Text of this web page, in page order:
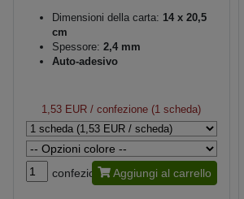
Dimensioni della carta: 14 x 20,5
cm
Spessore: 2,4 mm
Auto-adesivo
1,53 EUR / confezione (1 scheda)
confezione Aggiungi al carrello